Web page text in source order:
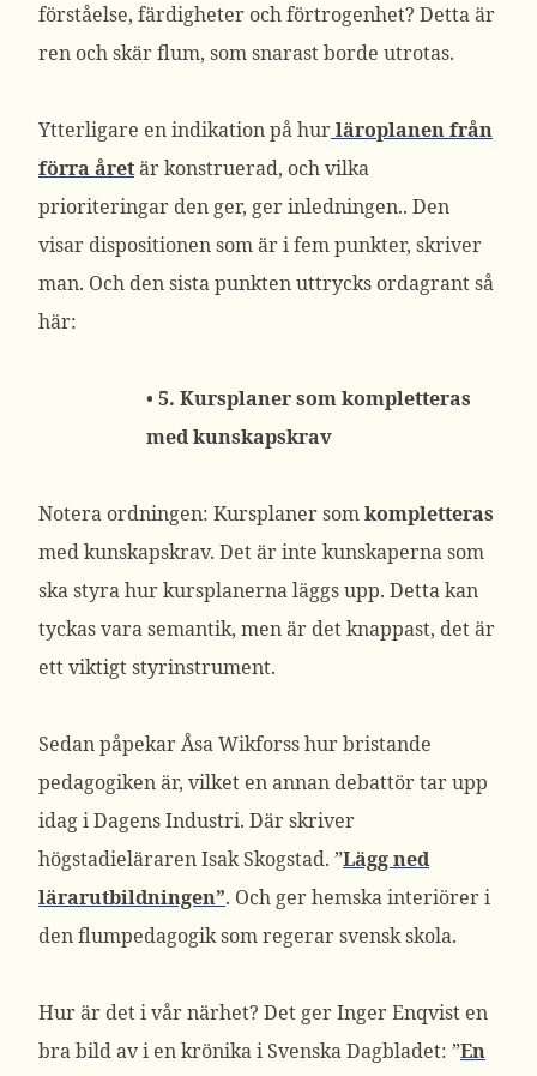
förståelse, färdigheter och förtrogenhet? Detta är
ren och skär flum, som snarast borde utrotas.
Ytterligare en indikation på hurläroplanen från
förra åretär konstruerad, och vilka
prioriteringar den ger, ger inledningen.. Den
visar dispositionen som är i fem punkter, skriver
man. Och den sista punkten uttrycks ordagrant så
här:
• 5. Kursplaner som kompletteras
med kunskapskrav
Notera ordningen: Kursplaner somkompletteras
med kunskapskrav. Det är inte kunskaperna som
ska styra hur kursplanerna läggs upp. Detta kan
tyckas vara semantik, men är det knappast, det är
ett viktigt styrinstrument.
Sedan påpekar Åsa Wikforss hur bristande
pedagogiken är, vilket en annan debattör tar upp
idag i Dagens Industri. Där skriver
högstadieläraren Isak Skogstad. ”Lägg ned
lärarutbildningen”. Och ger hemska interiörer i
den flumpedagogik som regerar svensk skola.
Hur är det i vår närhet? Det ger Inger Enqvist en
bra bild av i en krönika i Svenska Dagbladet: ”En